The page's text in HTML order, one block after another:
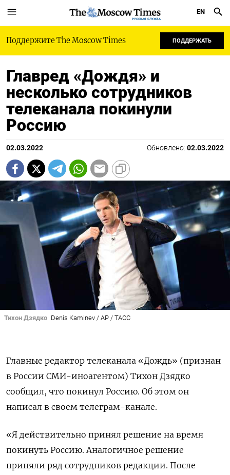
РУССКАЯ СЛУЖБА
EN
Поддержите The Moscow Times ПОДДЕРЖАТЬ
Главред «Дождя» и
несколько сотрудников
телеканала покинули
Россию
02.03.2022 Обновлено: 02.03.2022
Тихон Дзядко Denis Kaminev / AP / ТАСС
Главные редактор телеканала «Дождь» (признан
в России СМИ-иноагентом) Тихон Дзядко
сообщил, что покинул Россию. Об этом он
написал в своем телеграм-канале.
«Я действительно принял решение на время
покинуть Россию. Аналогичное решение
приняли ряд сотрудников редакции. После